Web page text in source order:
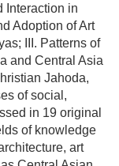
Interaction in
Adoption of Art
III. Patterns of
and Central Asia
Jahoda,
of social,
in 19 original
of knowledge
art